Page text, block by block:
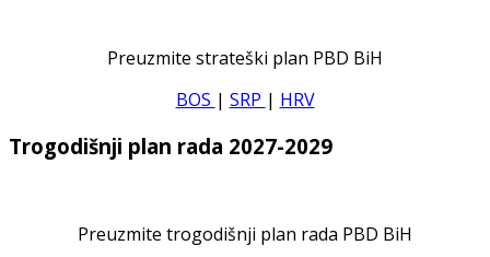
Preuzmite strateški plan PBD BiH
BOS | SRP | HRV
Trogodišnji plan rada 2027-2029
Preuzmite trogodišnji plan rada PBD BiH